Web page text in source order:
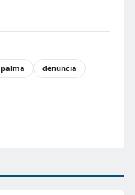
palma denuncia